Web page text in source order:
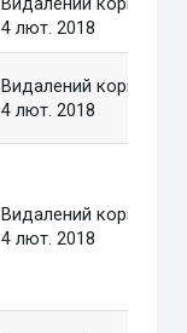
4 лют. 2018
4 лют. 2018
4 лют. 2018